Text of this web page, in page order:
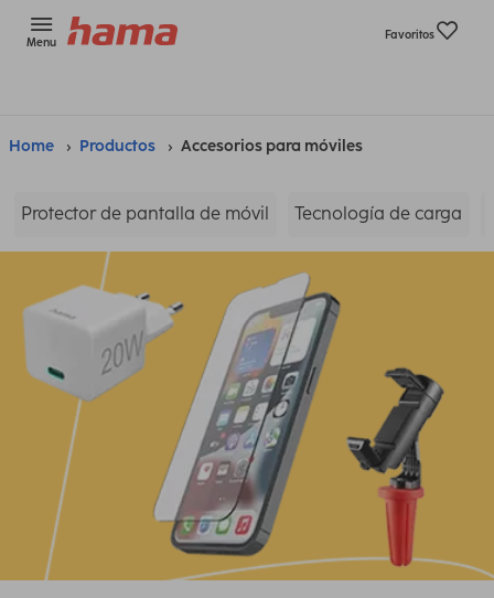
Menu
Favoritos
Home Productos Accesorios para móviles
Protector de pantalla de móvil Tecnología de carga